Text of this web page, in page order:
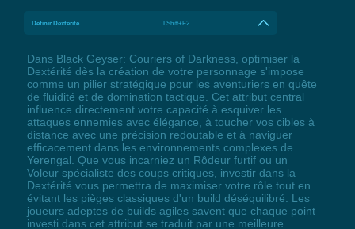
Définir Dextérité LShift+F2
Dans Black Geyser: Couriers of Darkness, optimiser la
Dextérité dès la création de votre personnage s'impose
comme un pilier stratégique pour les aventuriers en quête
de fluidité et de domination tactique. Cet attribut central
influence directement votre capacité à esquiver les
attaques ennemies avec élégance, à toucher vos cibles à
distance avec une précision redoutable et à naviguer
efficacement dans les environnements complexes de
Yerengal. Que vous incarniez un Rôdeur furtif ou un
Voleur spécialiste des coups critiques, investir dans la
Dextérité vous permettra de maximiser votre rôle tout en
évitant les pièges classiques d'un build déséquilibré. Les
joueurs adeptes de builds agiles savent que chaque point
investi dans cet attribut se traduit par une meilleure